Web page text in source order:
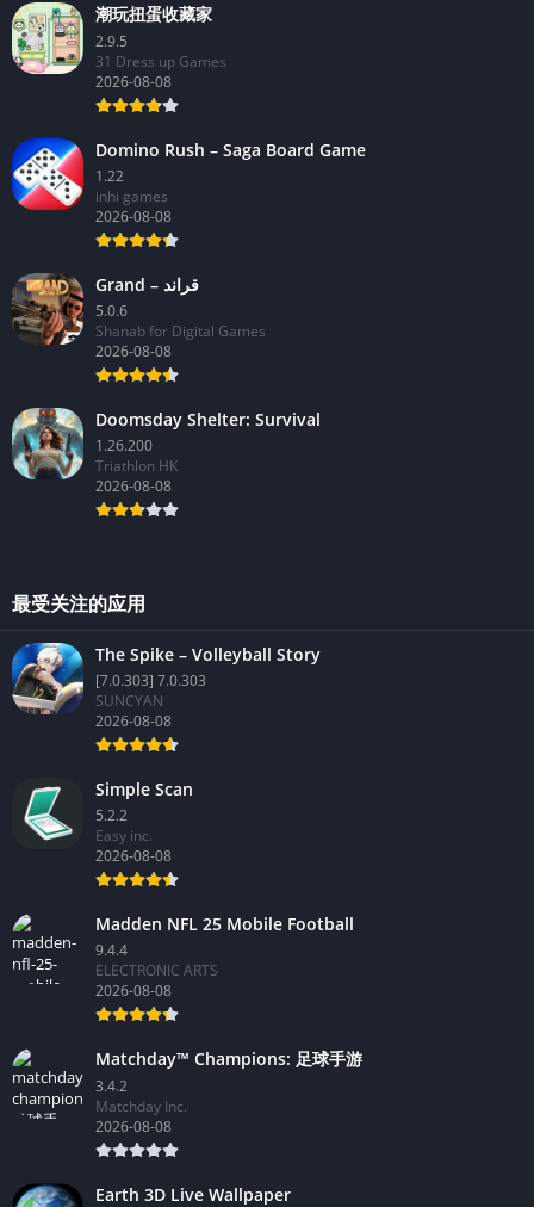
潮玩扭蛋收藏家
2.9.5
31 Dress up Games
2026-08-08
Domino Rush – Saga Board Game
1.22
inhi games
2026-08-08
Grand – قراند
5.0.6
Shanab for Digital Games
2026-08-08
Doomsday Shelter: Survival
1.26.200
Triathlon HK
2026-08-08
最受关注的应用
The Spike – Volleyball Story
[7.0.303] 7.0.303
SUNCYAN
2026-08-08
Simple Scan
5.2.2
Easy inc.
2026-08-08
Madden NFL 25 Mobile Football
9.4.4
ELECTRONIC ARTS
2026-08-08
Matchday™ Champions: 足球手游
3.4.2
Matchday Inc.
2026-08-08
Earth 3D Live Wallpaper